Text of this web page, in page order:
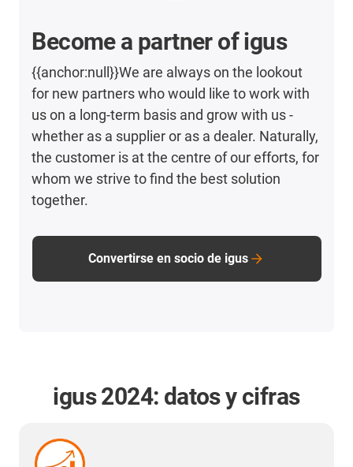
Become a partner of igus
{{anchor:null}}We are always on the lookout
for new partners who would like to work with
us on a long-term basis and grow with us -
whether as a supplier or as a dealer. Naturally,
the customer is at the centre of our efforts, for
whom we strive to find the best solution
together.
Convertirse en socio de igus
igus 2024: datos y cifras